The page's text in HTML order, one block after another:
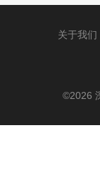
关于我们
©2026